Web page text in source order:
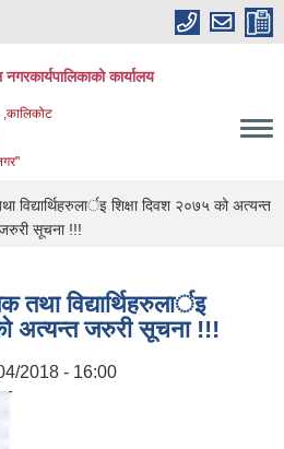
कार्यालय
,कालिकोट
विद्यार्थिहरुलार्इ शिक्षा दिवश २०७५ को अत्यन्त
सूचना !!!
तथा विद्यार्थिहरुलार्इ
अत्यन्त जरुरी सूचना !!!
2018 - 16:00